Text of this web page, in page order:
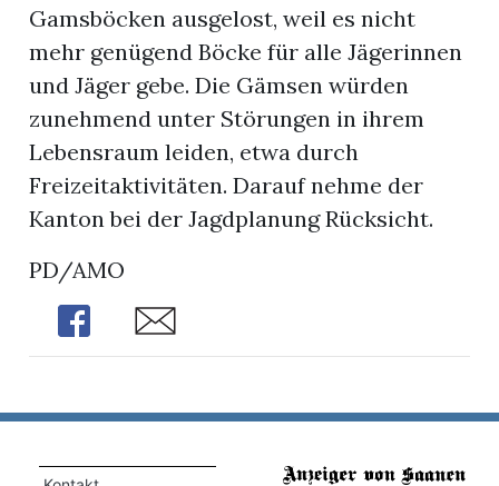
Gamsböcken ausgelost, weil es nicht
mehr genügend Böcke für alle Jägerinnen
und Jäger gebe. Die Gämsen würden
zunehmend unter Störungen in ihrem
Lebensraum leiden, etwa durch
Freizeitaktivitäten. Darauf nehme der
Kanton bei der Jagdplanung Rücksicht.
PD/AMO
Share
Share